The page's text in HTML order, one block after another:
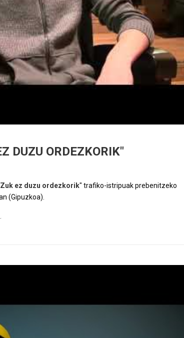
DUZU ORDEZKORIK"
Zuk ez duzu ordezkorik" trafiko-istripuak prebenitzeko
(Gipuzkoa).